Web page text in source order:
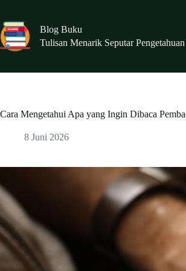
content
Blog Buku
Tulisan Menarik Seputar
Cara Mengetahui Apa yang Ingin Dibaca
8 Juni 2026